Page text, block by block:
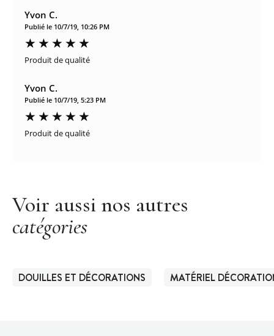
Yvon C.
Publié le 10/7/19, 10:26 PM
Produit de qualité
Yvon C.
Publié le 10/7/19, 5:23 PM
Produit de qualité
Voir aussi nos autres
catégories
DOUILLES ET DÉCORATIONS MATÉRIEL